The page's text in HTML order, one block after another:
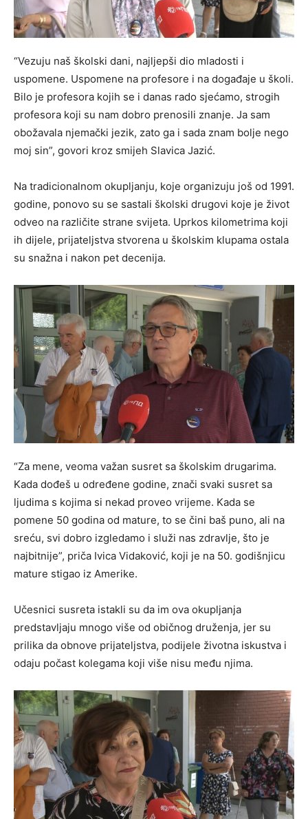
“Vezuju naš školski dani, najljepši dio mladosti i
uspomene. Uspomene na profesore i na događaje u školi.
Bilo je profesora kojih se i danas rado sjećamo, strogih
profesora koji su nam dobro prenosili znanje. Ja sam
obožavala njemački jezik, zato ga i sada znam bolje nego
moj sin”, govori kroz smijeh Slavica Jazić.
Na tradicionalnom okupljanju, koje organizuju još od 1991.
godine, ponovo su se sastali školski drugovi koje je život
odveo na različite strane svijeta. Uprkos kilometrima koji
ih dijele, prijateljstva stvorena u školskim klupama ostala
su snažna i nakon pet decenija.
“Za mene, veoma važan susret sa školskim drugarima.
Kada dođeš u određene godine, znači svaki susret sa
ljudima s kojima si nekad proveo vrijeme. Kada se
pomene 50 godina od mature, to se čini baš puno, ali na
sreću, svi dobro izgledamo i služi nas zdravlje, što je
najbitnije”, priča Ivica Vidaković, koji je na 50. godišnjicu
mature stigao iz Amerike.
Učesnici susreta istakli su da im ova okupljanja
predstavljaju mnogo više od običnog druženja, jer su
prilika da obnove prijateljstva, podijele životna iskustva i
odaju počast kolegama koji više nisu među njima.